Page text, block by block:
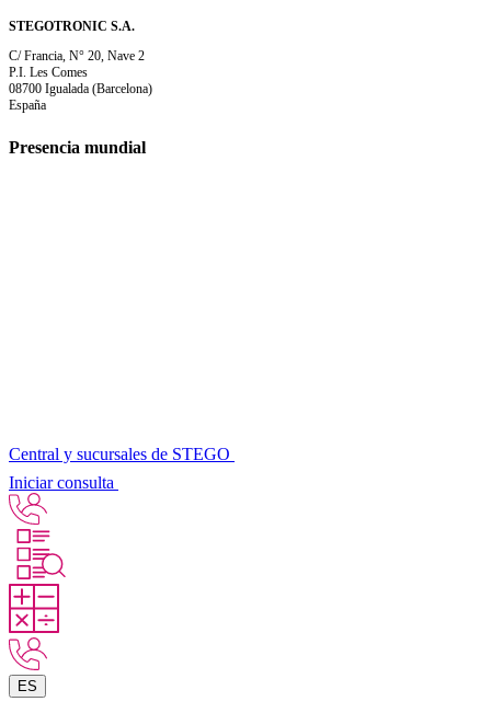
STEGOTRONIC S.A.
C/ Francia, N° 20, Nave 2
P.I. Les Comes
08700 Igualada (Barcelona)
España
Presencia mundial
Central y sucursales de STEGO
Iniciar consulta
ES